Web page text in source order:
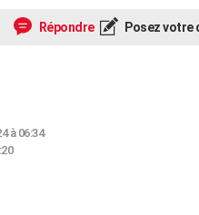
Répondre Posez votre
à 06:34